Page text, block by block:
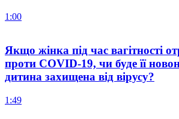
1:00
Якщо жінка під час вагітності
проти COVID-19, чи буде її
дитина захищена від вірусу?
1:49